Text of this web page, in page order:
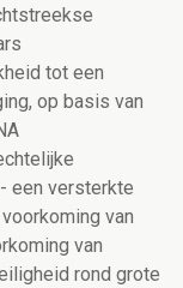
tot een
op basis van
een versterkte
van
van
rond grote